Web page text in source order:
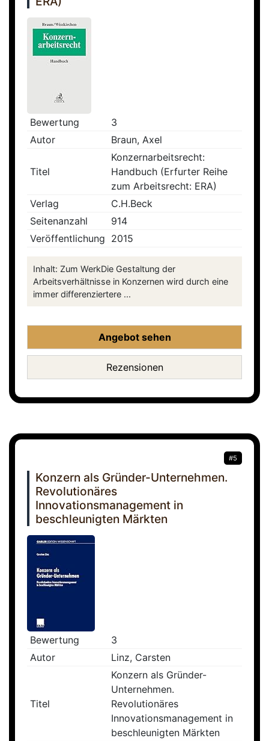
Bewertung
3
Autor
Braun, Axel
Titel
Konzernarbeitsrecht:
Handbuch (Erfurter Reihe
zum Arbeitsrecht: ERA)
Verlag
C.H.Beck
Seitenanzahl
914
Veröffentlichung 2015
Inhalt: Zum WerkDie Gestaltung der
Arbeitsverhältnisse in Konzernen wird durch eine
immer differenziertere ...
Angebot sehen
Rezensionen
#5
Konzern als Gründer-Unternehmen.
Revolutionäres
Innovationsmanagement in
beschleunigten Märkten
Bewertung
3
Autor
Linz, Carsten
Titel
Konzern als Gründer-
Unternehmen.
Revolutionäres
Innovationsmanagement in
beschleunigten Märkten